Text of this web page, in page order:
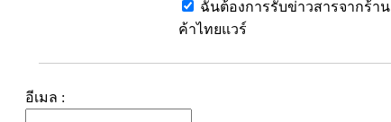
ฉันต้องการรับข่าวสารจากร้าน
ค้าไทยแวร์
อีเมล :